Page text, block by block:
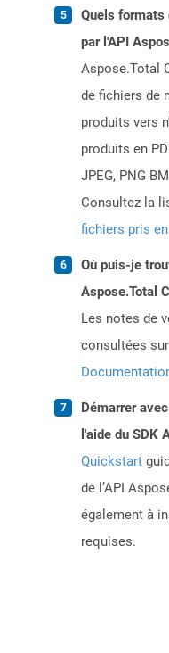
Quels
par l'API
Aspose.Total
de fichiers de
produits vers
produits en
JPEG, PNG
Consultez la
fichiers pris
Où puis-je
Aspose.Total
Les notes de
consultées sur
Démarrer
l'aide du SDK
Quickstart
de l’API
également à
requises.